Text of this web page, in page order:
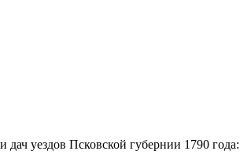
уездов Псковской губернии 1790 года: